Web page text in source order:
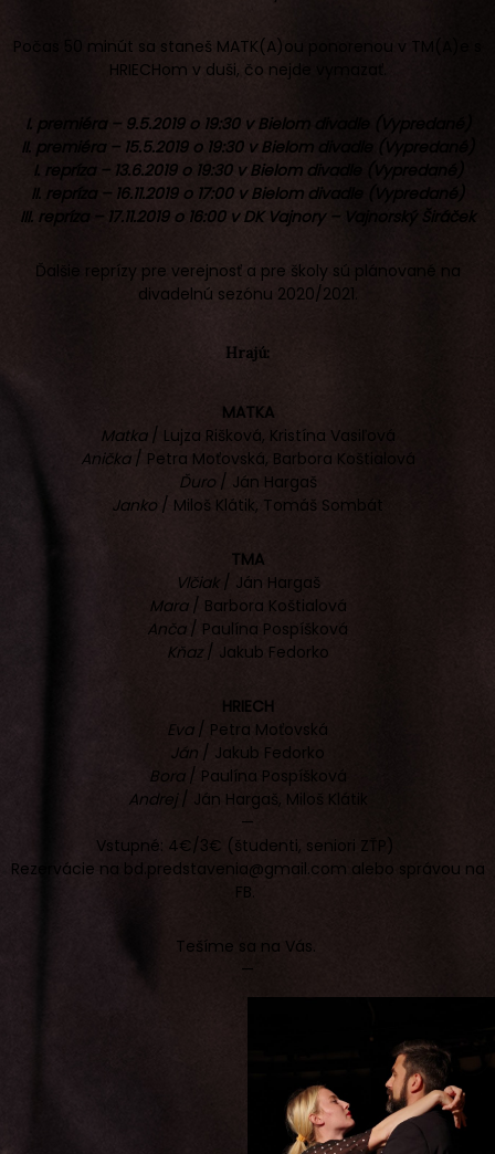
Počas 50 minút sa staneš MATK(A)ou ponorenou v TM(A)e s
HRIECHom v duši, čo nejde vymazať.
I. premiéra – 9.5.2019 o 19:30 v Bielom divadle (Vypredané)
II. premiéra – 15.5.2019 o 19:30 v Bielom divadle
(Vypredané)
I. repríza – 13.6.2019 o 19:30 v Bielom divadle
(Vypredané)
II. repríza – 16.11.2019 o 17:00 v Bielom divadle (Vypredané)
III. repríza – 17.11.2019 o 16:00 v DK Vajnory – Vajnorský Širáček
Ďalšie reprízy pre verejnosť a pre školy sú plánované na
divadelnú sezónu 2020/2021.
Hrajú:
MATKA
Matka/ Lujza Rišková, Kristína Vasiľová
Anička/ Petra Moťovská, Barbora Koštialová
Ďuro/ Ján Hargaš
Janko / Miloš Klátik, Tomáš Sombát
TMA
Vlčiak/ Ján Hargaš
Mara / Barbora Koštialová
Anča/ Paulína Pospíšková
Kňaz/ Jakub Fedorko
HRIECH
Eva/ Petra Moťovská
Ján / Jakub Fedorko
Bora / Paulína Pospíšková
Andrej/ Ján Hargaš, Miloš Klátik
—
Vstupné: 4€/3€ (študenti, seniori ZŤP)
Rezervácie na bd.predstavenia@gmail.com alebo správou na
FB.
Tešíme sa na Vás.
—